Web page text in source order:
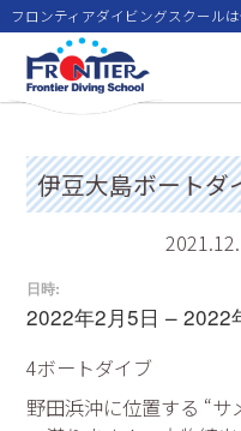
フロンティアダイビングスクールは
伊豆大島ボートダ
日時:
2022年2月5日 –
4ボートダイブ
野田浜沖に位置する “